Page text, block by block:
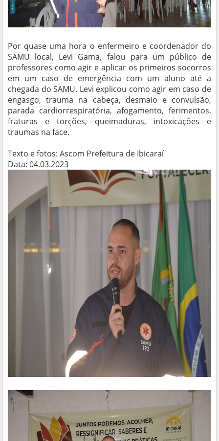
Por quase uma hora o enfermeiro e coordenador do
SAMU local, Levi Gama, falou para um público de
professores como agir e aplicar os primeiros socorros
em um caso de emergência com um aluno até a
chegada do SAMU. Levi explicou como agir em caso de
engasgo, trauma na cabeça, desmaio e convulsão,
parada cardiorrespiratória, afogamento, ferimentos,
fraturas e torções, queimaduras, intoxicações e
traumas na face.
Texto e fotos: Ascom Prefeitura de Ibicaraí
Data: 04.03.2023